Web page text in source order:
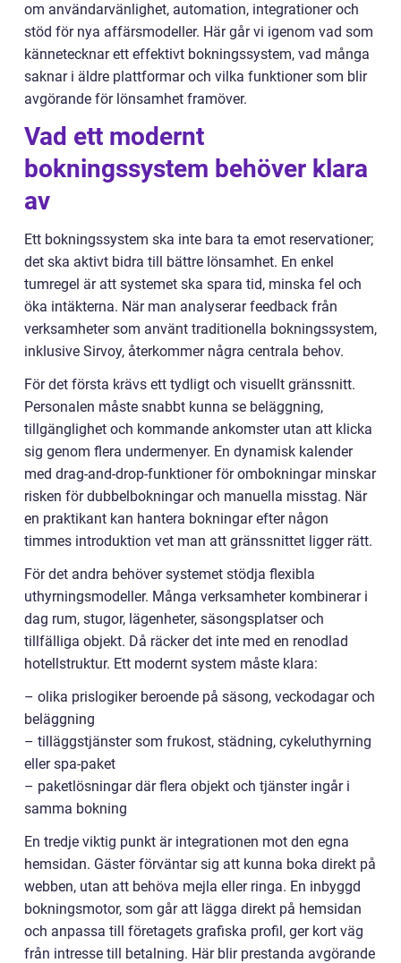
om användarvänlighet, automation, integrationer och
stöd för nya affärsmodeller. Här går vi igenom vad som
kännetecknar ett effektivt bokningssystem, vad många
saknar i äldre plattformar och vilka funktioner som blir
avgörande för lönsamhet framöver.
Vad ett modernt
bokningssystem behöver klara
av
Ett bokningssystem ska inte bara ta emot reservationer;
det ska aktivt bidra till bättre lönsamhet. En enkel
tumregel är att systemet ska spara tid, minska fel och
öka intäkterna. När man analyserar feedback från
verksamheter som använt traditionella bokningssystem,
inklusive Sirvoy, återkommer några centrala behov.
För det första krävs ett tydligt och visuellt gränssnitt.
Personalen måste snabbt kunna se beläggning,
tillgänglighet och kommande ankomster utan att klicka
sig genom flera undermenyer. En dynamisk kalender
med drag-and-drop-funktioner för ombokningar minskar
risken för dubbelbokningar och manuella misstag. När
en praktikant kan hantera bokningar efter någon
timmes introduktion vet man att gränssnittet ligger rätt.
För det andra behöver systemet stödja flexibla
uthyrningsmodeller. Många verksamheter kombinerar i
dag rum, stugor, lägenheter, säsongsplatser och
tillfälliga objekt. Då räcker det inte med en renodlad
hotellstruktur. Ett modernt system måste klara:
– olika prislogiker beroende på säsong, veckodagar och
beläggning
– tilläggstjänster som frukost, städning, cykeluthyrning
eller spa-paket
– paketlösningar där flera objekt och tjänster ingår i
samma bokning
En tredje viktig punkt är integrationen mot den egna
hemsidan. Gäster förväntar sig att kunna boka direkt på
webben, utan att behöva mejla eller ringa. En inbyggd
bokningsmotor, som går att lägga direkt på hemsidan
och anpassa till företagets grafiska profil, ger kort väg
från intresse till betalning. Här blir prestanda avgörande